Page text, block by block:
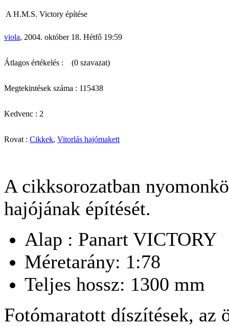
A H.M.S. Victory építése
viola, 2004. október 18. Hétfő 19:59
Átlagos értékelés : (0 szavazat)
Megtekintések száma : 115438
Kedvenc : 2
Rovat : Cikkek, Vitorlás hajómakett
A cikksorozatban
hajójának építését.
Alap : Panart VICTORY
Méretarány: 1:78
Teljes hossz: 1300 mm
Fotómaratott díszítések, az